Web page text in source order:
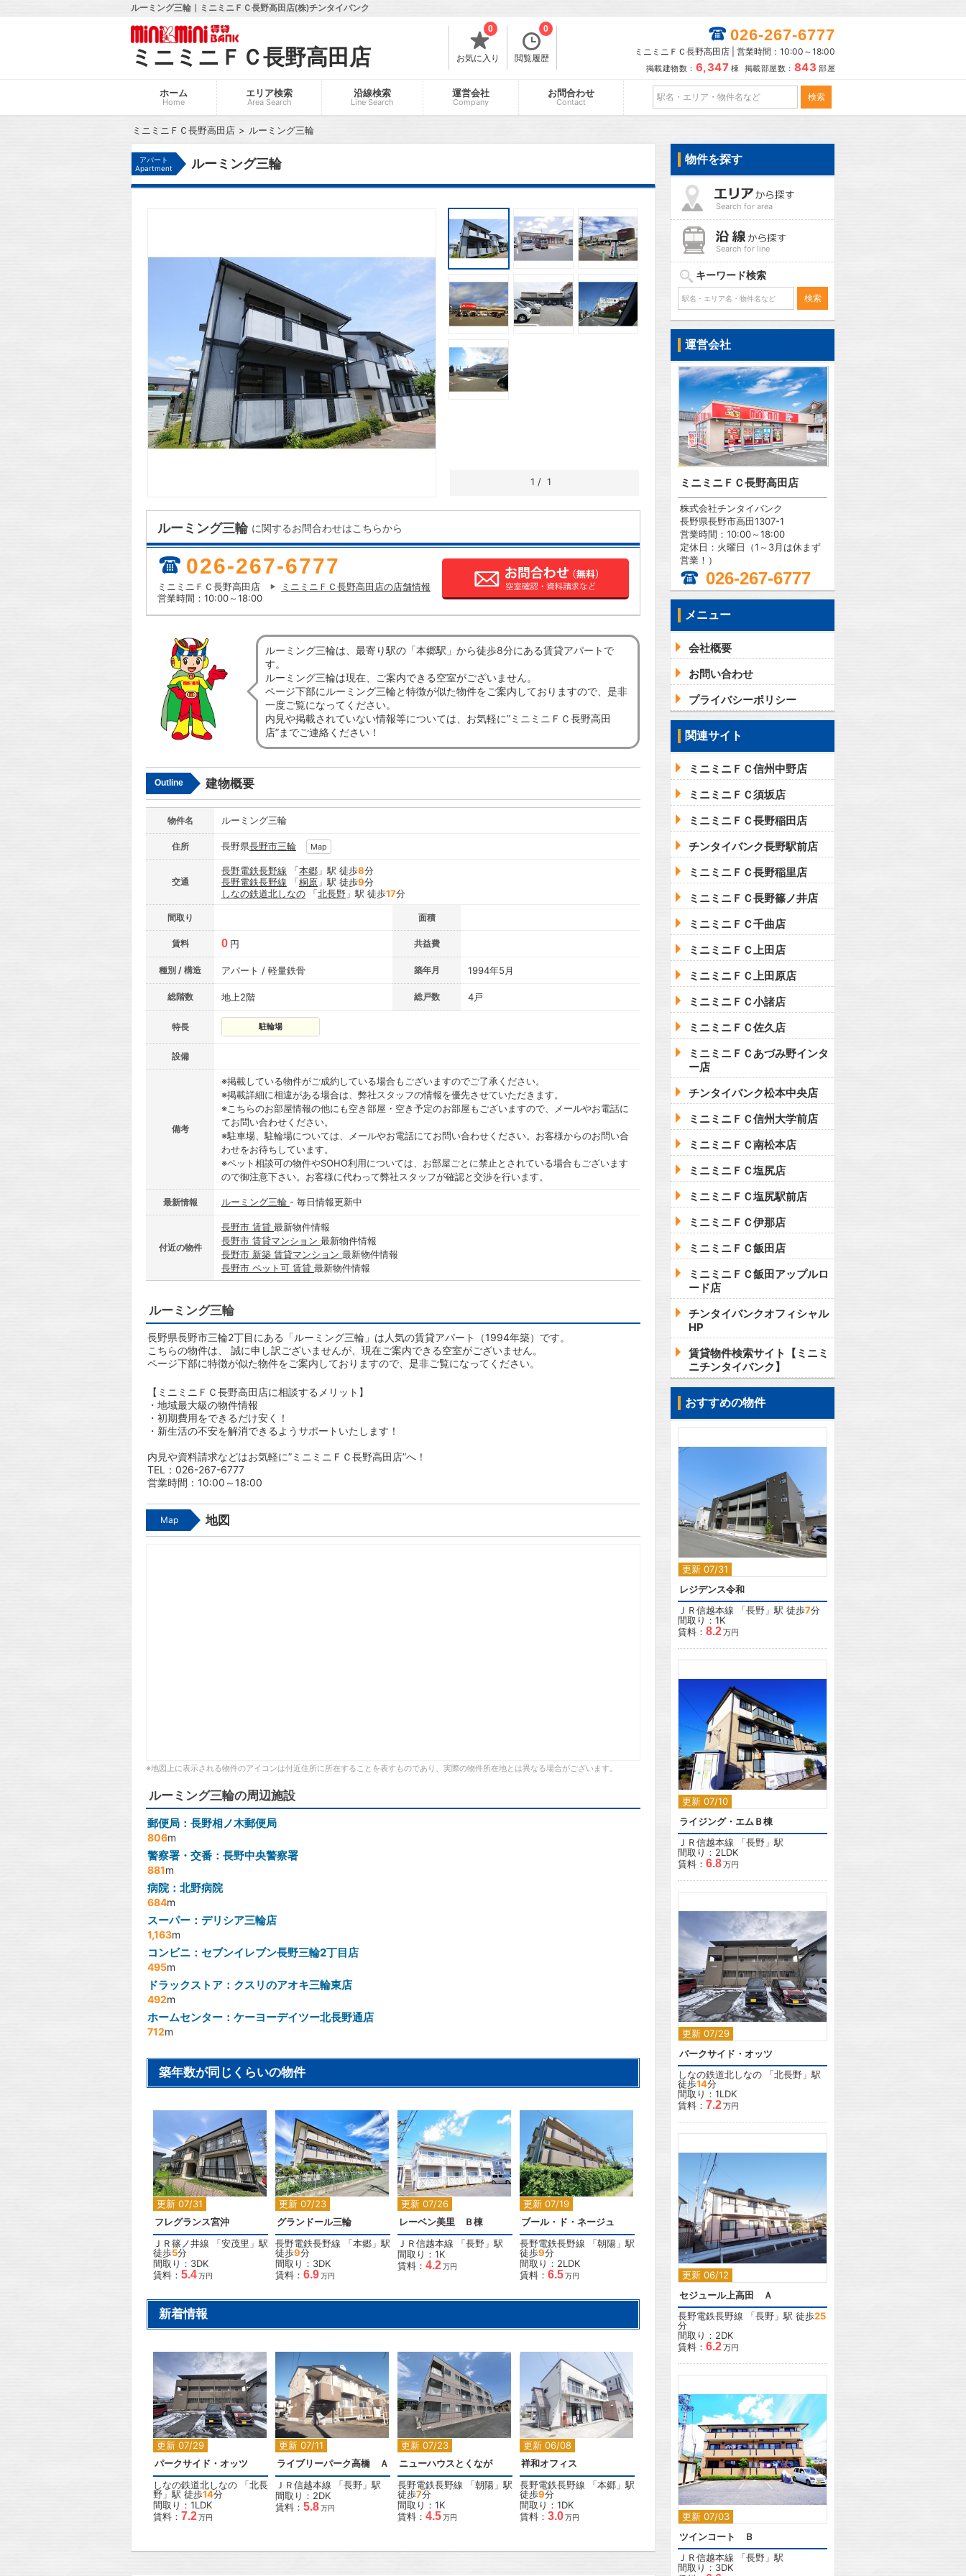
ルーミング三輪｜ミニミニＦＣ長野高田店(株)チンタイバンク
ミニミニＦＣ長野高田店 お気に入り
0
閲覧履歴
0 026-267-6777
ミニミニＦＣ長野高田店 | 営業時間：10:00～18:00
掲載建物数： 6,347 棟 掲載部屋数： 843 部屋
ホーム
Home
エリア検索
Area Search
沿線検索
Line Search
運営会社
Company
お問合わせ
Contact
ミニミニＦＣ長野高田店 ルーミング三輪
アパート
Apartment
ルーミング三輪
1 / 1
ルーミング三輪 に関するお問合わせはこちらから
026-267-6777
ミニミニＦＣ長野高田店
ミニミニＦＣ長野高田店の店舗情報
営業時間：10:00～18:00
ルーミング三輪は、最寄り駅の「本郷駅」から徒歩8分にある賃貸アパートで
す。
ルーミング三輪は現在、ご案内できる空室がございません。
ページ下部にルーミング三輪と特徴が似た物件をご案内しておりますので、是非
一度ご覧になってください。
内見や掲載されていない情報等については、お気軽に”ミニミニＦＣ長野高田
店”までご連絡ください！
Outline 建物概要
物件名 ルーミング三輪
住所 長野県長野市三輪 Map
交通
長野電鉄長野線 「本郷 」駅 徒歩8分
長野電鉄長野線 「桐原 」駅 徒歩9分
しなの鉄道北しなの 「北長野 」駅 徒歩17分
間取り 面積
賃料 0 円 共益費
種別 / 構造 アパート / 軽量鉄骨 築年月 1994年5月
総階数 地上2階 総戸数 4戸
特長 駐輪場
設備
備考
※掲載している物件がご成約している場合もございますのでご了承ください。
※掲載詳細に相違がある場合は、弊社スタッフの情報を優先させていただきます。
※こちらのお部屋情報の他にも空き部屋・空き予定のお部屋もございますので、メールやお電話に
てお問い合わせください。
※駐車場、駐輪場については、メールやお電話にてお問い合わせください。お客様からのお問い合
わせをお待ちしています。
※ペット相談可の物件やSOHO利用については、お部屋ごとに禁止とされている場合もございます
ので御注意下さい。お客様に代わって弊社スタッフが確認と交渉を行います。
最新情報 ルーミング三輪 - 毎日情報更新中
付近の物件
長野市 賃貸 最新物件情報
長野市 賃貸マンション 最新物件情報
長野市 新築 賃貸マンション 最新物件情報
長野市 ペット可 賃貸 最新物件情報
ルーミング三輪
長野県長野市三輪2丁目にある「ルーミング三輪」は人気の賃貸アパート（1994年築）です。
こちらの物件は、 誠に申し訳ございませんが、現在ご案内できる空室がございません。
ページ下部に特徴が似た物件をご案内しておりますので、是非ご覧になってください。
【ミニミニＦＣ長野高田店に相談するメリット】
・地域最大級の物件情報
・初期費用をできるだけ安く！
・新生活の不安を解消できるようサポートいたします！
内見や資料請求などはお気軽に”ミニミニＦＣ長野高田店”へ！
TEL：026-267-6777
営業時間：10:00～18:00
Map 地図
※地図上に表示される物件のアイコンは付近住所に所在することを表すものであり、実際の物件所在地とは異なる場合がございます。
ルーミング三輪の周辺施設
郵便局：長野相ノ木郵便局
806m
警察署・交番：長野中央警察署
881m
病院：北野病院
684m
スーパー：デリシア三輪店
1,163m
コンビニ：セブンイレブン長野三輪2丁目店
495m
ドラックストア：クスリのアオキ三輪東店
492m
ホームセンター：ケーヨーデイツー北長野通店
712m
築年数が同じくらいの物件
更新 07/31
2
フレグランス宮沖
ＪＲ篠ノ井線 「安茂里 」駅
徒歩5分
間取り：3DK
賃料： 5.4万円
更新 07/23
2
グランドール三輪
長野電鉄長野線 「本郷 」駅
徒歩9分
間取り：3DK
賃料： 6.9万円
更新 07/26
2
レーベン美里 Ｂ棟
ＪＲ信越本線 「長野 」駅
間取り：1K
賃料： 4.2万円
更新 07/19
2
ブール・ド・ネージュ
長野電鉄長野線 「朝陽 」駅
徒歩9分
間取り：2LDK
賃料： 6.5万円
新着情報
更新 07/29
2
パークサイド・オッツ
しなの鉄道北しなの 「北長
野 」駅 徒歩14分
間取り：1LDK
賃料： 7.2万円
更新 07/11
2
ライブリーパーク高橋 Ａ
ＪＲ信越本線 「長野 」駅
間取り：2DK
賃料： 5.8万円
更新 07/23
2
ニューハウスとくなが
長野電鉄長野線 「朝陽 」駅
徒歩7分
間取り：1K
賃料： 4.5万円
更新 06/08
2
祥和オフィス
長野電鉄長野線 「本郷 」駅
徒歩9分
間取り：1DK
賃料： 3.0万円
物件を探す
Search for area
Search for line
キーワード検索
運営会社
ミニミニＦＣ長野高田店
株式会社チンタイバンク
長野県長野市高田1307-1
営業時間：10:00～18:00
定休日：火曜日（1～3月は休まず
営業！）
026-267-6777
メニュー
会社概要
お問い合わせ
プライバシーポリシー
関連サイト
ミニミニＦＣ信州中野店
ミニミニＦＣ須坂店
ミニミニＦＣ長野稲田店
チンタイバンク長野駅前店
ミニミニＦＣ長野稲里店
ミニミニＦＣ長野篠ノ井店
ミニミニＦＣ千曲店
ミニミニＦＣ上田店
ミニミニＦＣ上田原店
ミニミニＦＣ小諸店
ミニミニＦＣ佐久店
ミニミニＦＣあづみ野インタ
ー店
チンタイバンク松本中央店
ミニミニＦＣ信州大学前店
ミニミニＦＣ南松本店
ミニミニＦＣ塩尻店
ミニミニＦＣ塩尻駅前店
ミニミニＦＣ伊那店
ミニミニＦＣ飯田店
ミニミニＦＣ飯田アップルロ
ード店
チンタイバンクオフィシャル
HP
賃貸物件検索サイト【ミニミ
ニチンタイバンク】
おすすめの物件
更新 07/31
レジデンス令和
ＪＲ信越本線 「長野 」駅 徒歩7分
間取り：1K
賃料： 8.2万円
更新 07/10
2
ライジング・エムＢ棟
ＪＲ信越本線 「長野 」駅
間取り：2LDK
賃料： 6.8万円
更新 07/29
2
パークサイド・オッツ
しなの鉄道北しなの 「北長野 」駅
徒歩14分
間取り：1LDK
賃料： 7.2万円
更新 06/12
2
セジュール上高田 Ａ
長野電鉄長野線 「長野 」駅 徒歩25
分
間取り：2DK
賃料： 6.2万円
更新 07/03
2
ツインコート Ｂ
ＪＲ信越本線 「長野 」駅
間取り：3DK